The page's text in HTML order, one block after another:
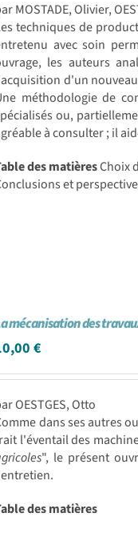
MOSTADE, Olivier,
techniques de
avec soin
les auteurs
d'un
méthodologie de
ou,
à consulter ; il
des matièresChoix
et
mécanisation des
€
OESTGES, Otto
dans ses autres
l'éventail des
", le présent
des matières